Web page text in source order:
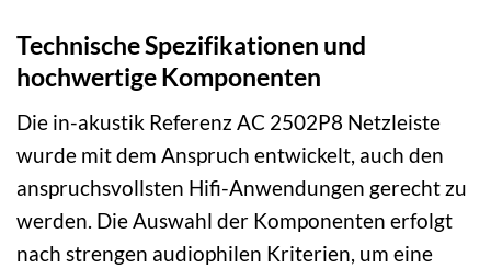
Technische Spezifikationen und
hochwertige Komponenten
Die in-akustik Referenz AC 2502P8 Netzleiste
wurde mit dem Anspruch entwickelt, auch den
anspruchsvollsten Hifi-Anwendungen gerecht zu
werden. Die Auswahl der Komponenten erfolgt
nach strengen audiophilen Kriterien, um eine